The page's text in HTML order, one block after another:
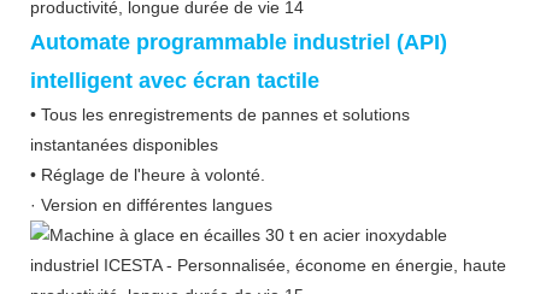
Automate programmable industriel (API)
intelligent avec écran tactile
• Tous les enregistrements de pannes et solutions
instantanées disponibles
• Réglage de l'heure à volonté.
· Version en différentes langues